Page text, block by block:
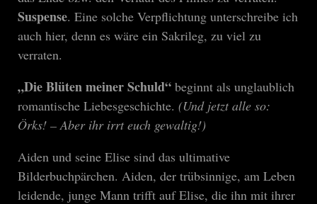
Suspense. Eine solche Verpflichtung unterschreibe ich
auch hier, denn es wäre ein Sakrileg, zu viel zu
verraten.
„Die Blüten meiner Schuld“ beginnt als unglaublich
romantische Liebesgeschichte. (Und jetzt alle so:
Örks! – Aber ihr irrt euch gewaltig!)
Aiden und seine Elise sind das ultimative
Bilderbuchpärchen. Aiden, der trübsinnige, am Leben
leidende, junge Mann trifft auf Elise, die ihn mit ihrer